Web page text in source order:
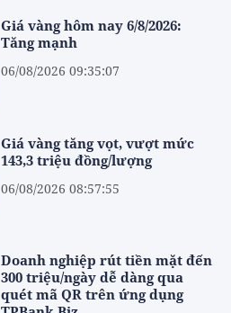
Giá vàng hôm nay 6/8/2026:
Tăng mạnh
06/08/2026 09:35:07
Giá vàng tăng vọt, vượt mức
143,3 triệu đồng/lượng
06/08/2026 08:57:55
Doanh nghiệp rút tiền mặt đến
300 triệu/ngày dễ dàng qua
quét mã QR trên ứng dụng